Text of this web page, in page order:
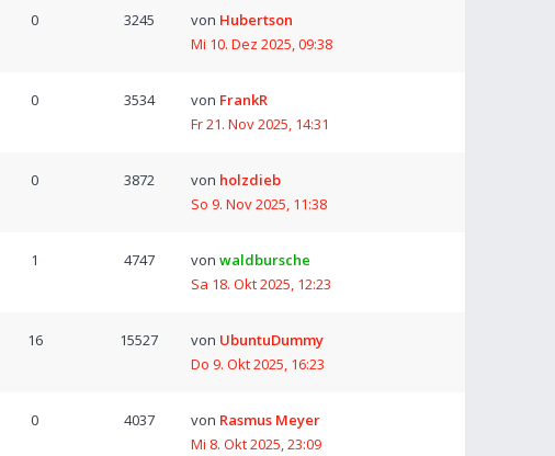
0 3245 von Hubertson
Mi 10. Dez 2025, 09:38
0 3534 von FrankR
Fr 21. Nov 2025, 14:31
0 3872 von holzdieb
So 9. Nov 2025, 11:38
1 4747 von waldbursche
Sa 18. Okt 2025, 12:23
16 15527 von UbuntuDummy
Do 9. Okt 2025, 16:23
0 4037 von Rasmus Meyer
Mi 8. Okt 2025, 23:09